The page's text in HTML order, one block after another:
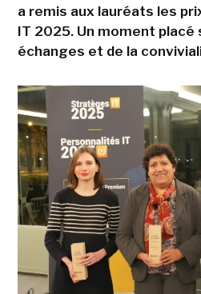
a remis aux lauréats les
IT 2025. Un moment placé
échanges et de la